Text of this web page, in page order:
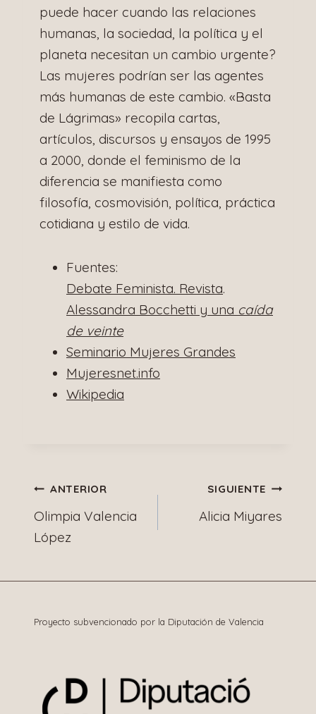
puede hacer cuando las relaciones
humanas, la sociedad, la política y el
planeta necesitan un cambio urgente?
Las mujeres podrían ser las agentes
más humanas de este cambio. «Basta
de Lágrimas» recopila cartas,
artículos, discursos y ensayos de 1995
a 2000, donde el feminismo de la
diferencia se manifiesta como
filosofía, cosmovisión, política, práctica
cotidiana y estilo de vida.
Fuentes:
Debate Feminista. Revista.
Alessandra Bocchetti y una caída
de veinte
Seminario Mujeres Grandes
Mujeresnet.info
Wikipedia
Navegación
de
ANTERIOR
Olimpia Valencia
López
SIGUIENTE
Alicia Miyares
Proyecto subvencionado por la Diputación de Valencia